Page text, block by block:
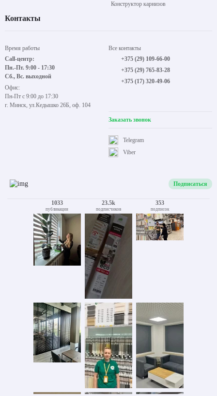
Конструктор карнизов
Контакты
Время работы
Call-центр:
Пн.-Пт. 9:00 - 17:30
Сб., Вс. выходной
Офис:
Пн-Пт с 9:00 до 17:30
г. Минск, ул.Кедышко 26Б, оф. 104
Все контакты
+375 (29) 109-66-00
+375 (29) 765-83-28
+375 (17) 320-49-06
Заказать звонок
Viber
Telegram
Подписаться
1033
публикации
23.5k
подписчиков
353
подписок